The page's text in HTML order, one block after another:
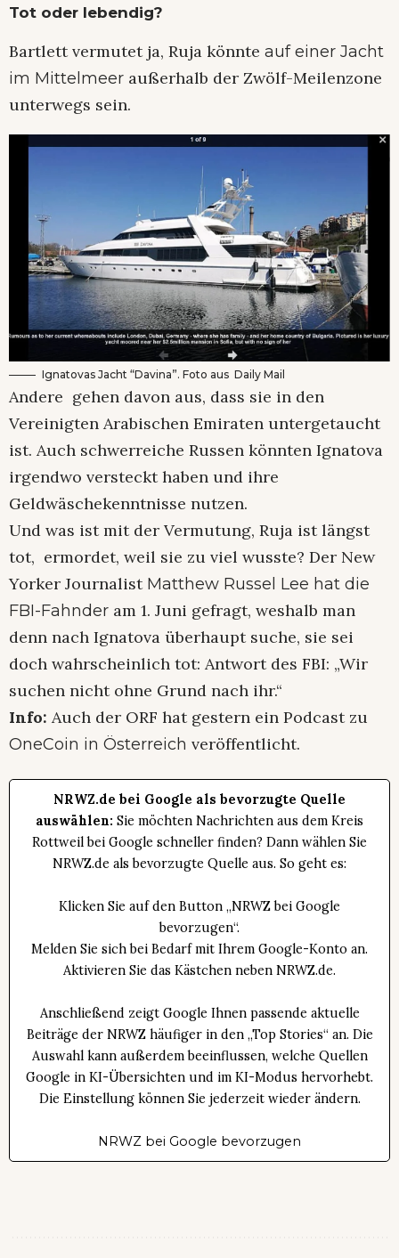
Tot oder lebendig?
Bartlett vermutet ja, Ruja könnte auf einer Jacht
im Mittelmeer außerhalb der Zwölf-Meilenzone
unterwegs sein.
Ignatovas Jacht “Davina”. Foto aus Daily Mail
Andere gehen davon aus, dass sie in den
Vereinigten Arabischen Emiraten untergetaucht
ist. Auch schwerreiche Russen könnten Ignatova
irgendwo versteckt haben und ihre
Geldwäschekenntnisse nutzen.
Und was ist mit der Vermutung, Ruja ist längst
tot, ermordet, weil sie zu viel wusste? Der New
Yorker Journalist Matthew Russel Lee hat die
FBI-Fahnder am 1. Juni gefragt, weshalb man
denn nach Ignatova überhaupt suche, sie sei
doch wahrscheinlich tot: Antwort des FBI: „Wir
suchen nicht ohne Grund nach ihr.“
Info: Auch der ORF hat gestern ein Podcast zu
OneCoin in Österreich veröffentlicht.
NRWZ.de bei Google als bevorzugte Quelle
auswählen: Sie möchten Nachrichten aus dem Kreis
Rottweil bei Google schneller finden? Dann wählen Sie
NRWZ.de als bevorzugte Quelle aus. So geht es:
Klicken Sie auf den Button „NRWZ bei Google
bevorzugen“.
Melden Sie sich bei Bedarf mit Ihrem Google-Konto an.
Aktivieren Sie das Kästchen neben NRWZ.de.
Anschließend zeigt Google Ihnen passende aktuelle
Beiträge der NRWZ häufiger in den „Top Stories“ an. Die
Auswahl kann außerdem beeinflussen, welche Quellen
Google in KI-Übersichten und im KI-Modus hervorhebt.
Die Einstellung können Sie jederzeit wieder ändern.
NRWZ bei Google bevorzugen